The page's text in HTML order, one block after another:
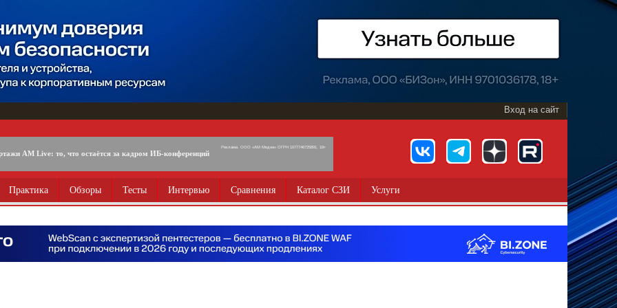
Вход на сайт
AM Live: то, что остаётся за кадром ИБ-конференций
Реклама. ООО «АМ Медиа» ОГРН 1077746725891, 18+
Практика Обзоры Тесты Интервью Сравнения Каталог СЗИ Услуги